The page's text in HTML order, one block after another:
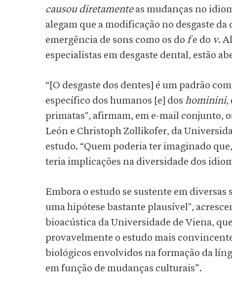
causou diretamenteas mudanças no
alegam que a modificação no desgaste
emergência de sons como os do fe do v.
especialistas em desgaste dental, estão
“[O desgaste dos dentes] é um padrão
específico dos humanos [e] dos hominini,
primatas", afirmam, em e-mail conjunto,
León e Christoph Zollikofer, da
estudo. “Quem poderia ter imaginado
teria implicações na diversidade dos
Embora o estudo se sustente em
uma hipótese bastante plausível",
bioacústica da Universidade de Viena,
provavelmente o estudo mais
biológicos envolvidos na formação da
em função de mudanças culturais”.